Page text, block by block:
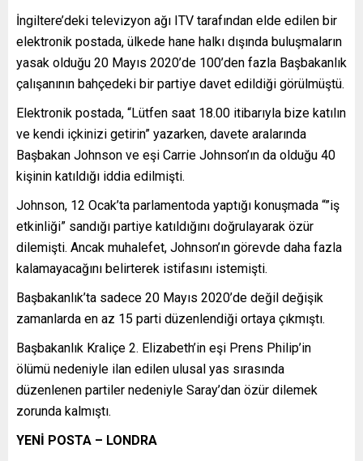
İngiltere’deki televizyon ağı ITV tarafından elde edilen bir
elektronik postada, ülkede hane halkı dışında buluşmaların
yasak olduğu 20 Mayıs 2020’de 100’den fazla Başbakanlık
çalışanının bahçedeki bir partiye davet edildiği görülmüştü.
Elektronik postada, “Lütfen saat 18.00 itibarıyla bize katılın
ve kendi içkinizi getirin” yazarken, davete aralarında
Başbakan Johnson ve eşi Carrie Johnson’ın da olduğu 40
kişinin katıldığı iddia edilmişti.
Johnson, 12 Ocak’ta parlamentoda yaptığı konuşmada “”iş
etkinliği” sandığı partiye katıldığını doğrulayarak özür
dilemişti. Ancak muhalefet, Johnson’ın görevde daha fazla
kalamayacağını belirterek istifasını istemişti.
Başbakanlık’ta sadece 20 Mayıs 2020’de değil değişik
zamanlarda en az 15 parti düzenlendiği ortaya çıkmıştı.
Başbakanlık Kraliçe 2. Elizabeth’in eşi Prens Philip’in
ölümü nedeniyle ilan edilen ulusal yas sırasında
düzenlenen partiler nedeniyle Saray’dan özür dilemek
zorunda kalmıştı.
YENİ POSTA – LONDRA